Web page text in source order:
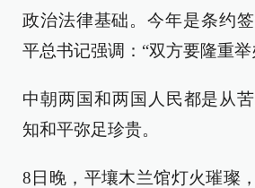
政治法律基础。今年是条约
平总书记强调：“双方要隆重
中朝两国和两国人民都是从
知和平弥足珍贵。
8日晚，平壤木兰馆灯火璀璨